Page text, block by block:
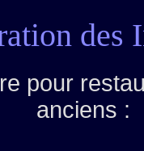
des
pour
anciens :